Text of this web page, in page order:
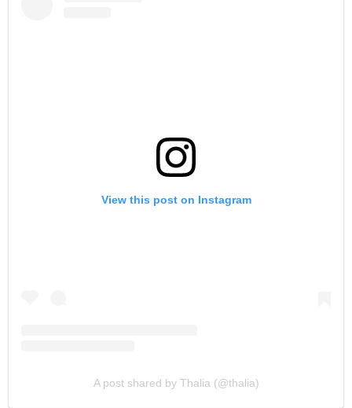
View this post on Instagram
A post shared by Thalia (@thalia)